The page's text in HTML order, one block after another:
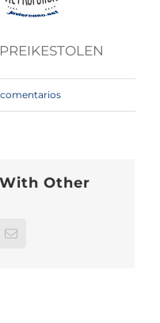
comentarios
Other
Correo